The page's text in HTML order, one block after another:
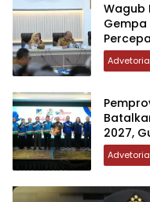
Wagub
Gempa
2027,
Tanpa